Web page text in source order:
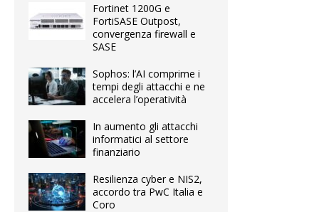
Fortinet 1200G e
FortiSASE Outpost,
convergenza firewall e
SASE
Sophos: l’AI comprime i
tempi degli attacchi e ne
accelera l’operatività
In aumento gli attacchi
informatici al settore
finanziario
Resilienza cyber e NIS2,
accordo tra PwC Italia e
Coro